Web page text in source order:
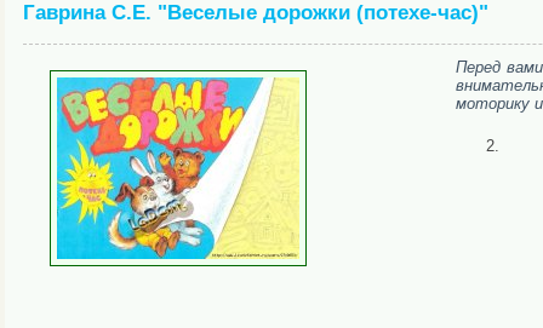
Гаврина С.Е. "Веселые дорожки (потехе-час)"
Перед
моторику
2.